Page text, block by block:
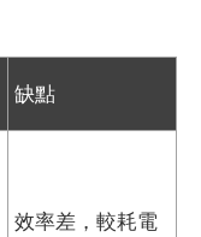
缺點
效率差，較耗電